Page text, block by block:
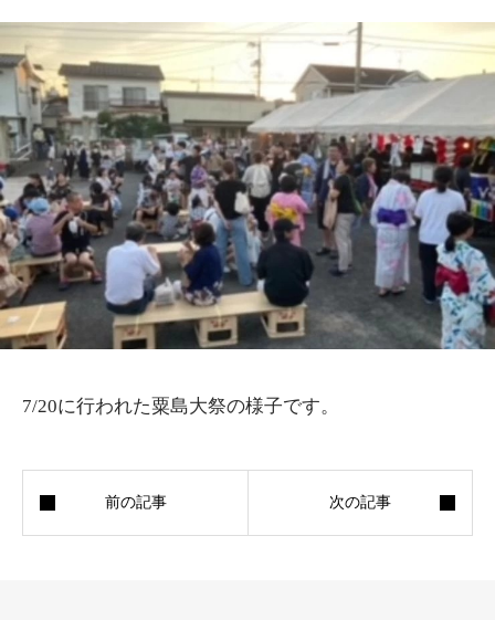
7/20に行われた粟島大祭の様子です。